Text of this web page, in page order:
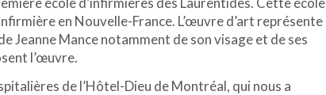
en Nouvelle-France. L’œuvre d’art représente
Jeanne Mance notamment de son visage et de ses
l’œuvre.
de l’Hôtel-Dieu de Montréal, qui nous a